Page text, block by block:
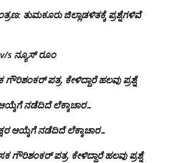
ತುಮಕೂರು ಜಿಲ್ಲಾಡಳಿತಕ್ಕೆ ಪ್ರಶ್ನೆಗಳಿವೆ
s ನ್ಯೂಸ್ ರೂಂ
ಪತ್ರ, ಕೇಳಿದ್ದಾರೆ ಹಲವು ಪ್ರಶ್ನೆ
ನಡೆದಿದೆ ಲೆಕ್ಕಾಚಾರ…
ಆಯ್ಕೆಗೆ ನಡೆದಿದೆ ಲೆಕ್ಕಾಚಾರ…
ಗೌರಿಶಂಕರ್ ಪತ್ರ, ಕೇಳಿದ್ದಾರೆ ಹಲವು ಪ್ರಶ್ನೆ